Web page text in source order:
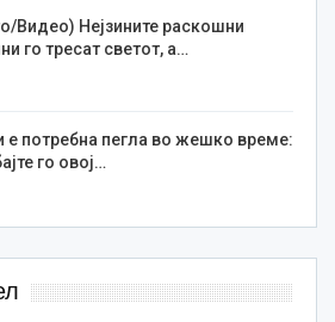
Видео) Нејзините раскошни
го тресат светот, а…
е потребна пегла во жешко време:
го овој…